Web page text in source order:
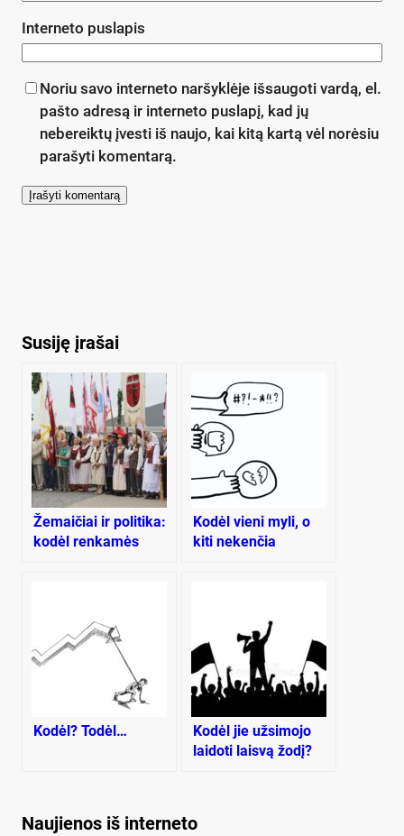
Interneto puslapis
Noriu savo interneto naršyklėje išsaugoti vardą, el.
pašto adresą ir interneto puslapį, kad jų
nebereiktų įvesti iš naujo, kai kitą kartą vėl norėsiu
parašyti komentarą.
Susiję įrašai
Žemaičiai ir politika:
kodėl renkamės
Kodėl vieni myli, o
kiti nekenčia
Kodėl? Todėl…
Kodėl jie užsimojo
laidoti laisvą žodį?
Naujienos iš interneto